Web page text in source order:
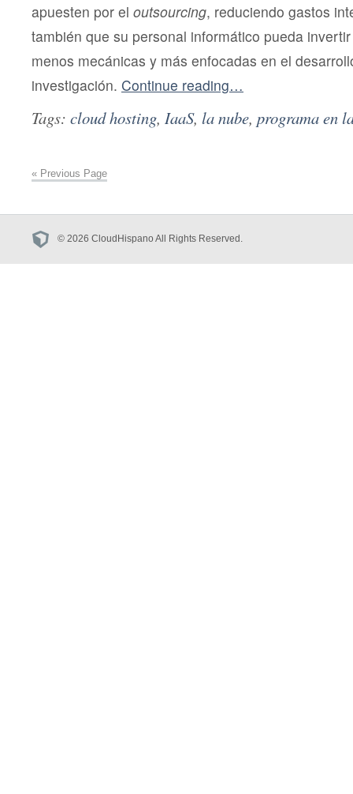
apuesten por el outsourcing, reduciendo gastos
también que su personal informático pueda
menos mecánicas y más enfocadas en el
investigación. Continue reading…
Tags: cloud hosting, IaaS, la nube, programa en
« Previous Page
© 2026 CloudHispano All Rights Reserved.